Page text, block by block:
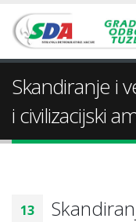
Skandiranje i
i civilizacijski
13